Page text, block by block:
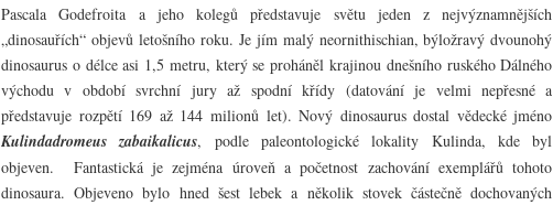
Pascala Godefroita a jeho kolegů představuje světu jeden z nejvýznamnějších
„dinosauřích“ objevů letošního roku. Je jím malý neornithischian, býložravý dvounohý
dinosaurus o délce asi 1,5 metru, který se proháněl krajinou dnešního ruského Dálného
východu v období svrchní jury až spodní křídy (datování je velmi nepřesné a
představuje rozpětí 169 až 144 milionů let). Nový dinosaurus dostal vědecké jméno
Kulindadromeus zabaikalicus, podle paleontologické lokality Kulinda, kde byl
objeven. Fantastická je zejména úroveň a početnost zachování exemplářů tohoto
dinosaura. Objeveno bylo hned šest lebek a několik stovek částečně dochovaných